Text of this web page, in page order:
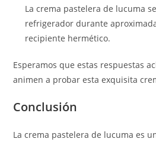
La crema pastelera de lucuma
refrigerador durante
recipiente hermético.
Esperamos que estas respuestas
animen a probar esta exquisita
Conclusión
La crema pastelera de lucuma es